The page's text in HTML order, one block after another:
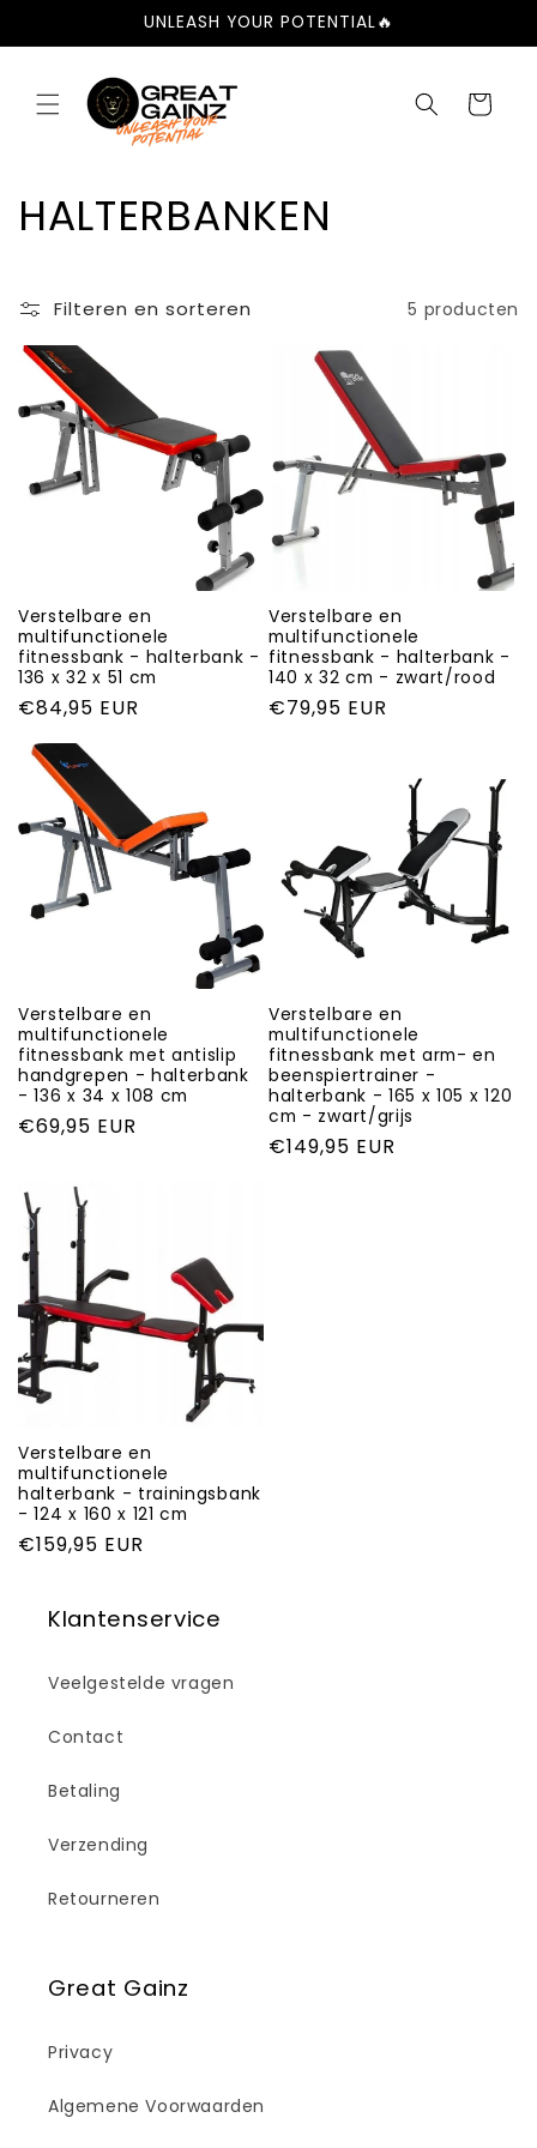
content
UNLEASH YOUR POTENTIAL🔥
Winkelwagen
C
l
l
e
c
e
:
HALTERBANKEN
Filteren en sorteren 5 producten
Verstelbare en
multifunctionele
fitnessbank - halterbank -
136 x 32 x 51 cm
Normale
prijs
€84,95 EUR
Verstelbare en
multifunctionele
fitnessbank - halterbank -
140 x 32 cm - zwart/rood
Normale
€79,95 EUR
Verstelbare en
multifunctionele
fitnessbank met antislip
handgrepen - halterbank
- 136 x 34 x 108 cm
Normale
€69,95 EUR
Verstelbare en
multifunctionele
fitnessbank met arm- en
beenspiertrainer -
halterbank - 165 x 105 x 120
cm - zwart/grijs
Normale
€149,95 EUR
Verstelbare en
multifunctionele
halterbank - trainingsbank
- 124 x 160 x 121 cm
Normale
€159,95 EUR
Klantenservice
Veelgestelde vragen
Contact
Betaling
Verzending
Retourneren
Great Gainz
Privacy
Algemene Voorwaarden